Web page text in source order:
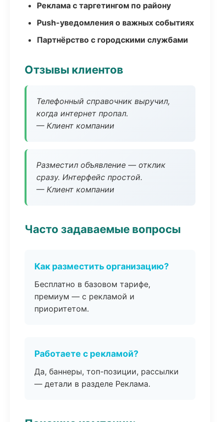
Реклама с таргетингом по району
Push-уведомления о важных событиях
Партнёрство с городскими службами
Отзывы клиентов
Телефонный справочник выручил,
когда интернет пропал.
— Клиент компании
Разместил объявление — отклик
сразу. Интерфейс простой.
— Клиент компании
Часто задаваемые вопросы
Как разместить организацию?
Бесплатно в базовом тарифе,
премиум — с рекламой и
приоритетом.
Работаете с рекламой?
Да, баннеры, топ-позиции, рассылки
— детали в разделе Реклама.